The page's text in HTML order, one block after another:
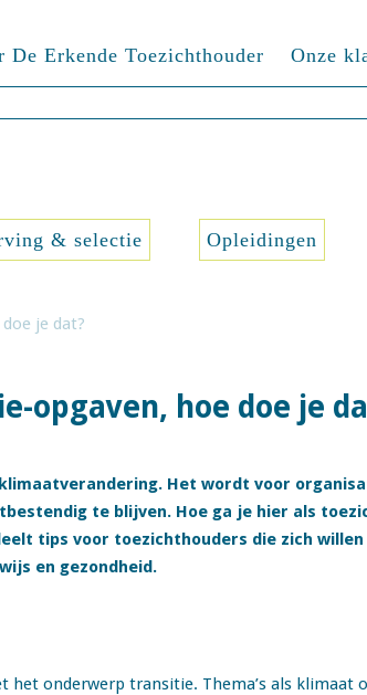
De Erkende Toezichthouder Onze
& selectie Opleidingen
je dat?
opgaven, hoe doe je
Het wordt voor
te blijven. Hoe ga je hier als
tips voor toezichthouders die zich
en gezondheid.
onderwerp transitie. Thema’s als klimaat